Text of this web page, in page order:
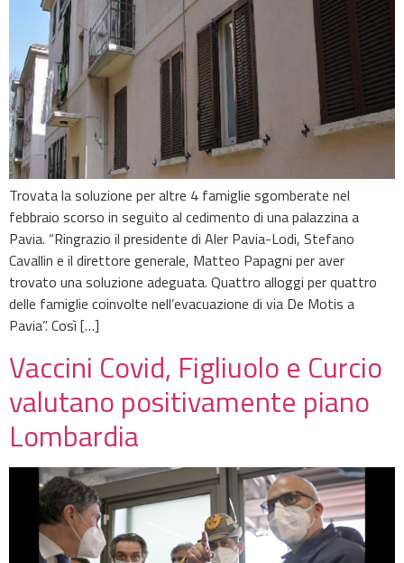
Trovata la soluzione per altre 4 famiglie sgomberate nel
febbraio scorso in seguito al cedimento di una palazzina a
Pavia. “Ringrazio il presidente di Aler Pavia-Lodi, Stefano
Cavallin e il direttore generale, Matteo Papagni per aver
trovato una soluzione adeguata. Quattro alloggi per quattro
delle famiglie coinvolte nell’evacuazione di via De Motis a
Pavia”. Così […]
Vaccini Covid, Figliuolo e Curcio
valutano positivamente piano
Lombardia